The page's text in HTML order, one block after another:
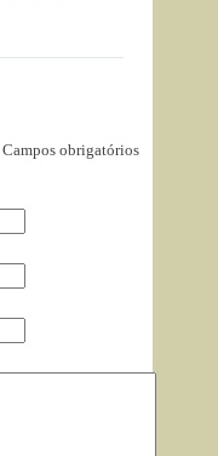
Campos obrigatórios